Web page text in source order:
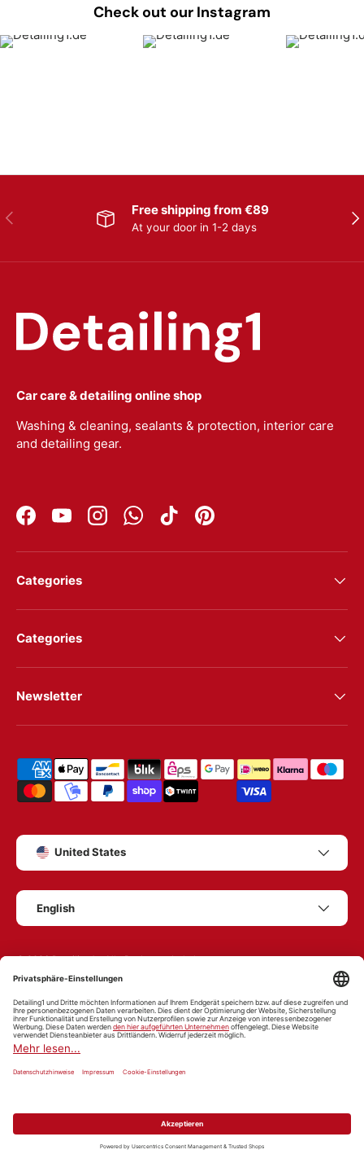
Check out our Instagram
Previous Free shipping from €89
At your door in 1-2 days
Car care & detailing online shop
Washing & cleaning, sealants & protection, interior care
and detailing gear.
FacebookYouTubeInstagramWhatsAppTikTokPinterest
Categories
Categories
Newsletter
Shipping & payment methods
Country/Region
United States
Language
English
© 2026Detailing1– Alle Rechte vorbehalten.
General Terms and ConditionsShipping conditionsData protection
Right of withdrawalCancellation termsAccessibilityBattery disposal
Cookie-Einstellungen
Vertrag widerrufen